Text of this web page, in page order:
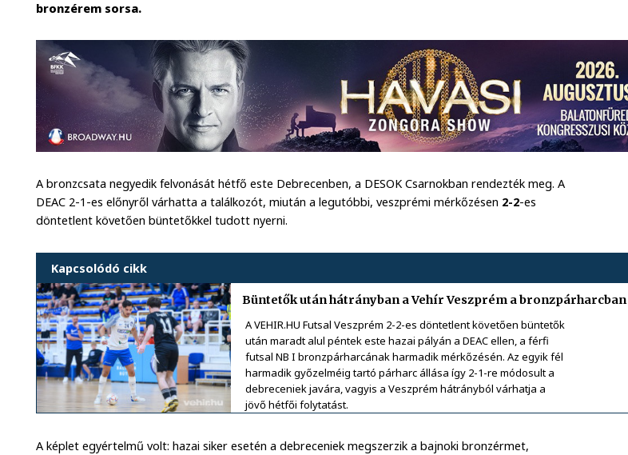
bronzérem sorsa.
A bronzcsata negyedik felvonását hétfő este Debrecenben, a DESOK Csarnokban rendezték meg. A
DEAC 2-1-es előnyről várhatta a találkozót, miután a legutóbbi, veszprémi mérkőzésen 2-2-es
döntetlent követően büntetőkkel tudott nyerni.
Kapcsolódó cikk
Büntetők után hátrányban a Vehír Veszprém a bronzpárharcban
A VEHIR.HU Futsal Veszprém 2-2-es döntetlent követően büntetők
után maradt alul péntek este hazai pályán a DEAC ellen, a férfi
futsal NB I bronzpárharcának harmadik mérkőzésén. Az egyik fél
harmadik győzelméig tartó párharc állása így 2-1-re módosult a
debreceniek javára, vagyis a Veszprém hátrányból várhatja a
jövő hétfői folytatást.
A képlet egyértelmű volt: hazai siker esetén a debreceniek megszerzik a bajnoki bronzérmet,